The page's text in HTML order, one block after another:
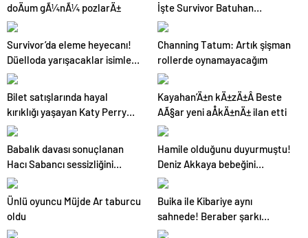
doÄum gÃ¼nÃ¼ pozlarÄ±
İşte Survivor Batuhan
Karacakaya’nın aldığı ceza
Survivor’da eleme heyecanı!
Düelloda yarışacaklar isimler
belli oldu
Channing Tatum: Artık şişman
rollerde oynamayacağım
Bilet satışlarında hayal
kırıklığı yaşayan Katy Perry
turne konserlerini iptal
Kayahan’Ä±n kÄ±zÄ±Â Beste
AÃ§ar yeni aÅkÄ±nÄ± ilan etti
Babalık davası sonuçlanan
Hacı Sabancı sessizliğini
bozdu! Son yaptığı paylaşım
şaşırttı
Hamile olduğunu duyurmuştu!
Deniz Akkaya bebeğini
kaybetti
Ünlü oyuncu Müjde Ar taburcu
oldu
Buika ile Kibariye aynı
sahnede! Beraber şarkı
söylediler